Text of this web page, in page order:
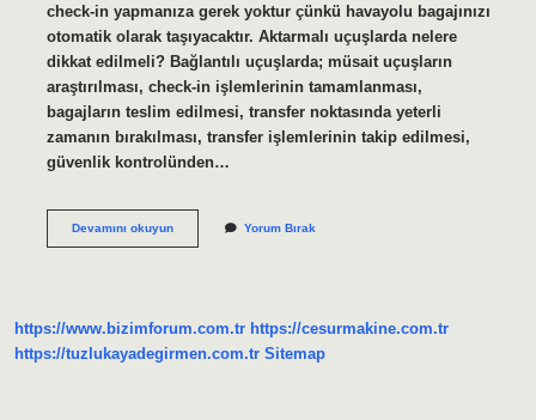
check-in yapmanıza gerek yoktur çünkü havayolu bagajınızı
otomatik olarak taşıyacaktır. Aktarmalı uçuşlarda nelere
dikkat edilmeli? Bağlantılı uçuşlarda; müsait uçuşların
araştırılması, check-in işlemlerinin tamamlanması,
bagajların teslim edilmesi, transfer noktasında yeterli
zamanın bırakılması, transfer işlemlerinin takip edilmesi,
güvenlik kontrolünden…
Devamını okuyunAktarmalı
Yorum Bırak
https://www.bizimforum.com.tr https://cesurmakine.com.tr
https://tuzlukayadegirmen.com.tr Sitemap